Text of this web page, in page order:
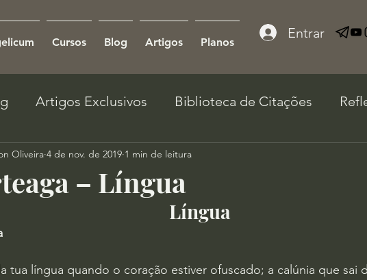
Cursos Blog Artigos Planos
Entrar
Artigos Exclusivos Biblioteca de Citações
– Língua
Oliveira 4 de nov. de 2019 1 min de leitura
Língua
tua língua quando o coração estiver ofuscado; a calúnia que sai